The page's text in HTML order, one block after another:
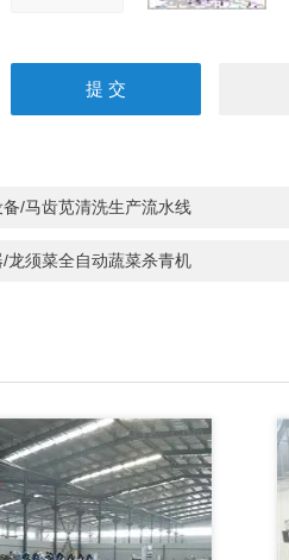
/马齿苋清洗生产流水线
龙须菜全自动蔬菜杀青机